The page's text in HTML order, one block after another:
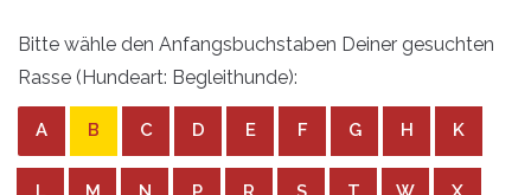
Bitte wähle den Anfangsbuchstaben Deiner gesuchten
Rasse (Hundeart: Begleithunde):
A B C D E F G H K